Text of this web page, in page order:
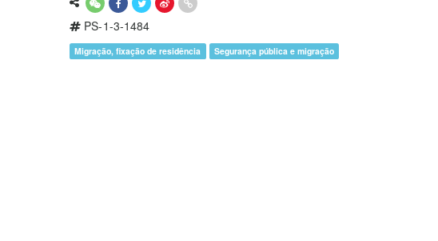
PS-1-3-1484
Migração, fixação de residência Segurança pública e migração